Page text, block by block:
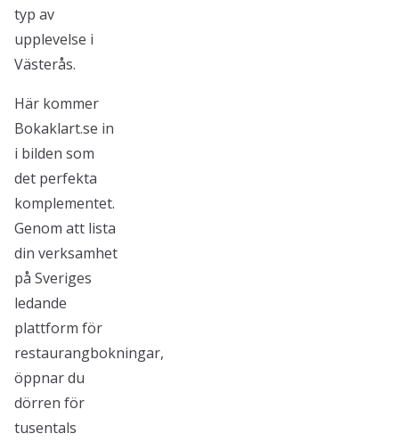
typ av
upplevelse i
Västerås.
Här kommer
Bokaklart.se in
i bilden som
det perfekta
komplementet.
Genom att lista
din verksamhet
på Sveriges
ledande
plattform för
restaurangbokningar,
öppnar du
dörren för
tusentals